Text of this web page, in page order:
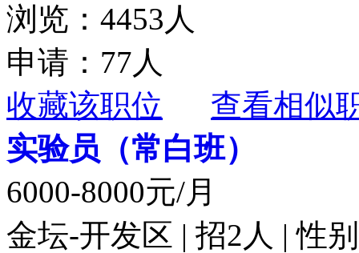
浏览：4453人
申请：77人
收藏该职位
查看相似
实验员（常白班）
6000-8000元/月
金坛-开发区 | 招2人 | 性